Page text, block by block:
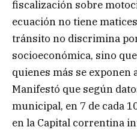
fiscalización sobre
ecuación no tiene
tránsito no discrimina
socioeconómica, sino
quienes más se exponen
Manifestó que según
municipal, en 7 de cada
en la Capital correntina